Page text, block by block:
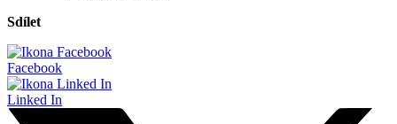
Sdílet
Facebook
Linked In